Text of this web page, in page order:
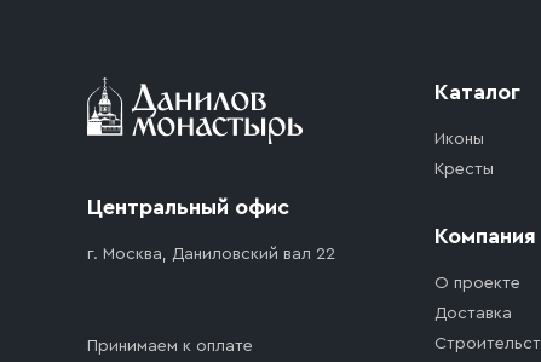
Центральный офис
г. Москва, Даниловский вал 22
Принимаем к оплате
Каталог
Иконы
Кресты
Компания
О проекте
Доставка